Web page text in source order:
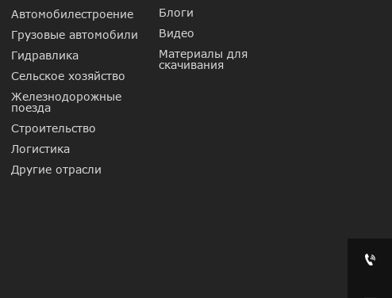
Автомобилестроение
Грузовые автомобили
Гидравлика
Сельское хозяйство
Железнодорожные
поезда
Строительство
Логистика
Другие отрасли
Блоги
Видео
Материалы для
скачивания
